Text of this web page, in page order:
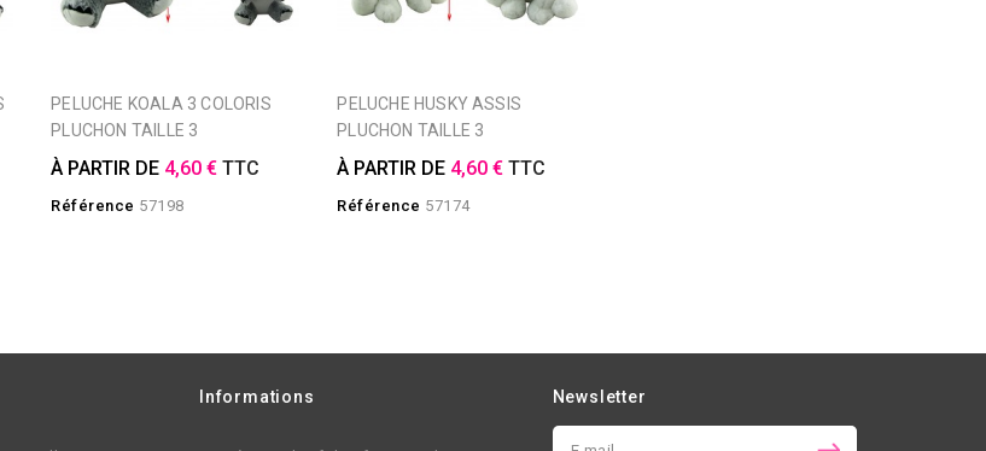
PELUCHE KOALA 3 COLORIS
PLUCHON TAILLE 3
À PARTIR DE 4,60 € TTC
Référence 57198
PELUCHE HUSKY ASSIS
PLUCHON TAILLE 3
À PARTIR DE 4,60 € TTC
Référence 57174
Informations Newsletter